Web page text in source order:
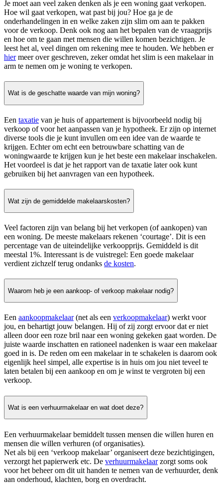
Je moet aan veel zaken denken als je een woning gaat verkopen.
Hoe wil gaat verkopen, wat past bij jou? Hoe ga je de
onderhandelingen in en welke zaken zijn slim om aan te pakken
voor de verkoop. Denk ook nog aan het bepalen van de vraagprijs
en hoe om te gaan met mensen die willen komen bezichtigen. Je
leest het al, veel dingen om rekening mee te houden. We hebben er
hiermeer over geschreven, zeker omdat het slim is een makelaar in
arm te nemen om je woning te verkopen.
Wat is de geschatte waarde van mijn woning?
Een taxatie van je huis of appartement is bijvoorbeeld nodig bij
verkoop of voor het aanpassen van je hypotheek. Er zijn op internet
diverse tools die je kunt invullen om een idee van de waarde te
krijgen. Echter om echt een betrouwbare schatting van de
woningwaarde te krijgen kun je het beste een makelaar inschakelen.
Het voordeel is dat je het rapport van de taxatie later ook kunt
gebruiken bij het aanvragen van een hypotheek.
Wat zijn de gemiddelde makelaarskosten?
Veel factoren zijn van belang bij het verkopen (of aankopen) van
een woning. De meeste makelaars rekenen ‘courtage’. Dit is een
percentage van de uiteindelijke verkoopprijs. Gemiddeld is dit
meestal 1%. Interessant is de vuistregel: Een goede makelaar
verdient zichzelf terug ondanks de kosten.
Waarom heb je een aankoop- of verkoop makelaar nodig?
Een aankoopmakelaar(net als een verkoopmakelaar) werkt voor
jou, en behartigt jouw belangen. Hij of zij zorgt ervoor dat er niet
alleen door een roze bril naar een woning gekeken gaat worden. De
juiste waarde inschatten en rationeel nadenken is waar een makelaar
goed in is. De reden om een makelaar in te schakelen is daarom ook
eigenlijk heel simpel, alle expertise is in huis om jou niet teveel te
laten betalen bij een aankoop en om je winst te vergroten bij een
verkoop.
Wat is een verhuurmakelaar en wat doet deze?
Een verhuurmakelaar bemiddelt tussen mensen die willen huren en
mensen die willen verhuren (of organisaties).
Net als bij een ‘verkoop makelaar’ organiseert deze bezichtigingen,
verzorgt het papierwerk etc. De verhuurmakelaarzorgt soms ook
voor het beheer om dit uit handen te nemen van de verhuurder, denk
aan onderhoud, klachten, borg en overdracht.